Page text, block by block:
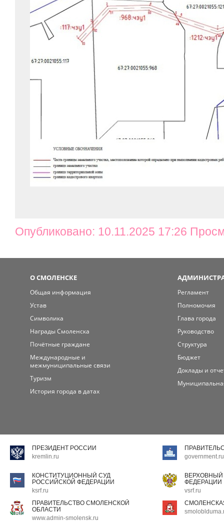
Опубликовано: 10.11.2025 17:26
О СМОЛЕНСКЕ
Общая информация
Устав
Символика
Награды Смоленска
Почётные граждане
Международные и
межмуниципальные связи
Туризм
История города в датах
Регламент
Полномочия
Глава города
Руководство
Структура
Бюджет
Доклады и
ПРЕЗИДЕНТ РОССИИ
kremlin.ru
government.ru
КОНСТИТУЦИОННЫЙ СУД
РОССИЙСКОЙ ФЕДЕРАЦИИ
ksrf.ru
ФЕДЕРАЦИИ
vsrf.ru
ПРАВИТЕЛЬСТВО СМОЛЕНСКОЙ
ОБЛАСТИ
www.admin-smolensk.ru